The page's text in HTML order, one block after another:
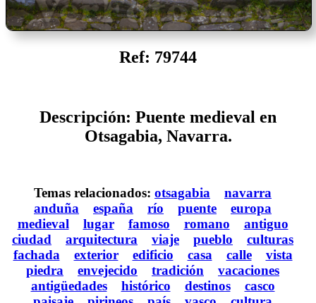
Ref: 79744
Descripción: Puente medieval en
Otsagabia, Navarra.
Temas relacionados: otsagabia
navarra
anduña
españa río puente
europa
medieval
lugar famoso romano
antiguo
ciudad
arquitectura viaje pueblo
culturas
fachada
exterior edificio casa calle
vista
piedra
envejecido tradición
vacaciones
antigüedades
histórico destinos
casco